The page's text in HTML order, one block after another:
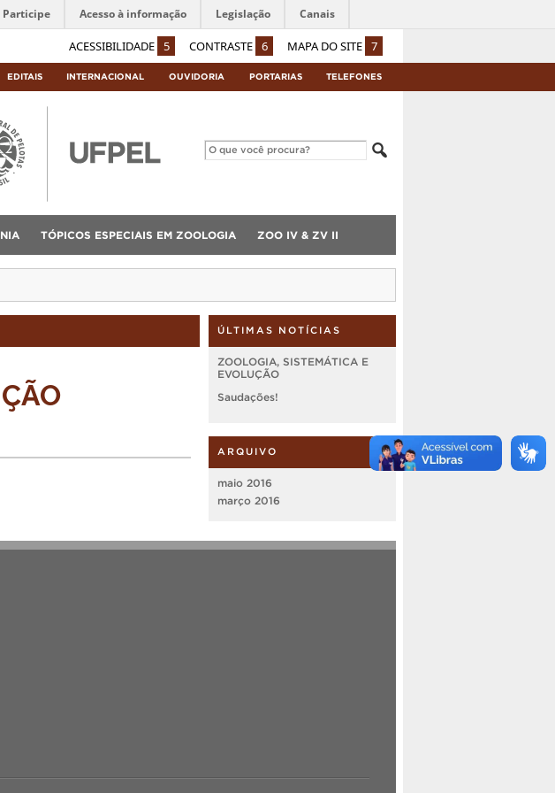
ACESSIBILIDADE 5 CONTRASTE 6 MAPA DO SITE 7
Participe Acesso à informação Legislação Canais
EDITAIS INTERNACIONAL OUVIDORIA PORTARIAS TELEFONES
TÓPICOS ESPECIAIS EM ZOOLOGIA ZOO IV & ZV II
ÚLTIMAS NOTÍCIAS
ZOOLOGIA, SISTEMÁTICA E
EVOLUÇÃO
Saudações!
ARQUIVO
maio 2016
março 2016